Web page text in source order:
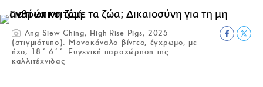
Ang Siew Ching, High-Rise Pigs, 2025
(στιγμιότυπο). Μονοκάναλο βίντεο, έγχρωμο, με
ήχο, 18΄ 6΄΄. Ευγενική παραχώρηση της
καλλιτέχνιδας